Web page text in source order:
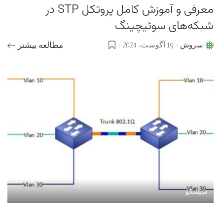
معرفی و آموزش کامل پروتکل STP در
شبکه‌های سوئیچینگ
Postedسروش 19 آگوست، 2024 مطالعه بیشتر
سیسکو